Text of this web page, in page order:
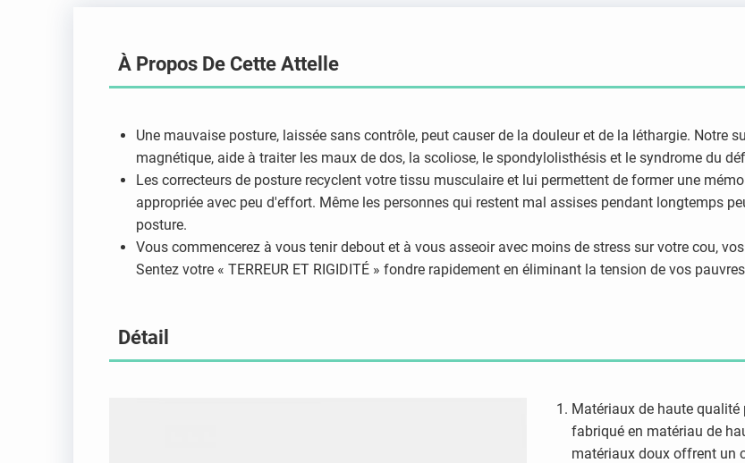
À Propos De Cette Attelle
Une mauvaise posture, laissée sans contrôle, peut causer de la douleur et de la léthargie. Notre
magnétique, aide à traiter les maux de dos, la scoliose, le spondylolisthésis et le syndrome du
Les correcteurs de posture recyclent votre tissu musculaire et lui permettent de former une
appropriée avec peu d'effort. Même les personnes qui restent mal assises pendant longtemps
posture.
Vous commencerez à vous tenir debout et à vous asseoir avec moins de stress sur votre cou,
Sentez votre « TERREUR ET RIGIDITÉ » fondre rapidement en éliminant la tension de vos
Détail
Matériaux de haute
fabriqué en matériau de
matériaux doux offrent un